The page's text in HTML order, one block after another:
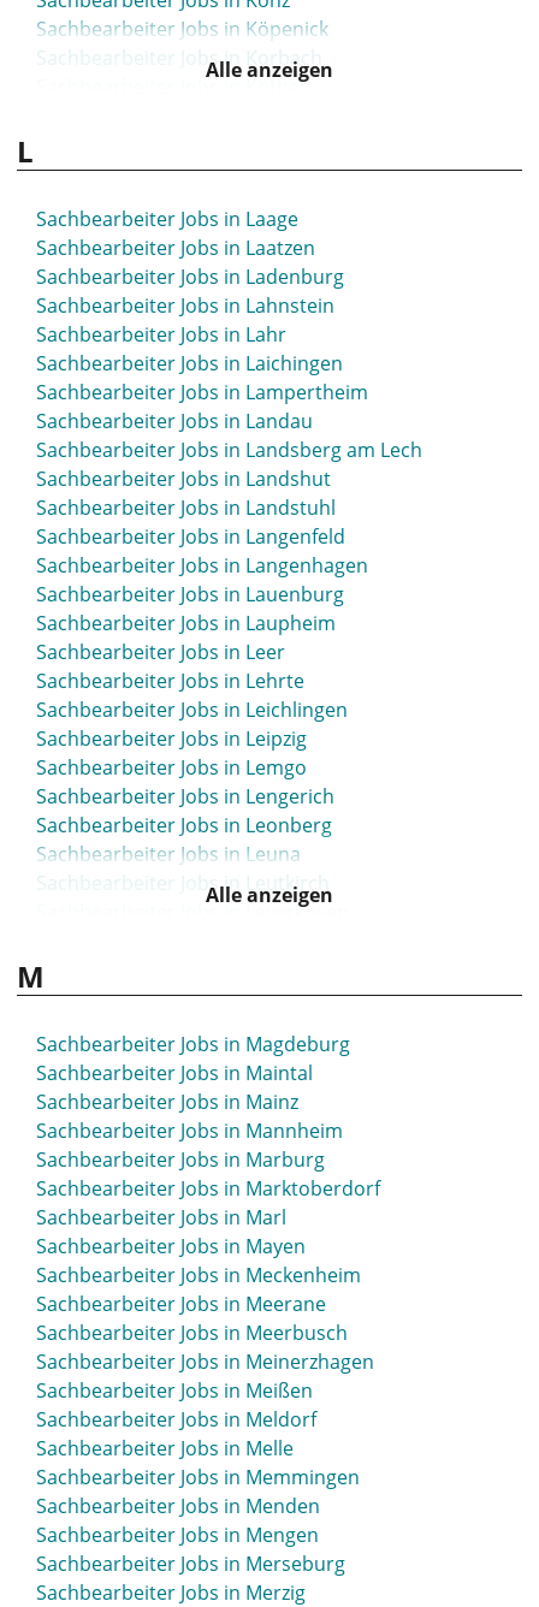
Sachbearbeiter Jobs in Köpenick
Sachbearbeiter Jobs in Korbach
Sachbearbeiter Jobs in Köthen
Sachbearbeiter Jobs in Kühlungsborn
Alle anzeigen
L
Sachbearbeiter Jobs in Laage
Sachbearbeiter Jobs in Laatzen
Sachbearbeiter Jobs in Ladenburg
Sachbearbeiter Jobs in Lahnstein
Sachbearbeiter Jobs in Lahr
Sachbearbeiter Jobs in Laichingen
Sachbearbeiter Jobs in Lampertheim
Sachbearbeiter Jobs in Landau
Sachbearbeiter Jobs in Landsberg am Lech
Sachbearbeiter Jobs in Landshut
Sachbearbeiter Jobs in Landstuhl
Sachbearbeiter Jobs in Langenfeld
Sachbearbeiter Jobs in Langenhagen
Sachbearbeiter Jobs in Lauenburg
Sachbearbeiter Jobs in Laupheim
Sachbearbeiter Jobs in Leer
Sachbearbeiter Jobs in Lehrte
Sachbearbeiter Jobs in Leichlingen
Sachbearbeiter Jobs in Leipzig
Sachbearbeiter Jobs in Lemgo
Sachbearbeiter Jobs in Lengerich
Sachbearbeiter Jobs in Leonberg
Sachbearbeiter Jobs in Leuna
Sachbearbeiter Jobs in Leutkirch
Sachbearbeiter Jobs in Leverkusen
Sachbearbeiter Jobs in Lilienthal
Sachbearbeiter Jobs in Limbach-Oberfrohna
Sachbearbeiter Jobs in Limburg-Weilburg
Sachbearbeiter Jobs in Lindau
Sachbearbeiter Jobs in Lindenberg
Sachbearbeiter Jobs in Lindlar
Sachbearbeiter Jobs in Lippstadt
Sachbearbeiter Jobs in Lohne
Sachbearbeiter Jobs in Löhne
Sachbearbeiter Jobs in Lörrach
Sachbearbeiter Jobs in Lübbecke
Sachbearbeiter Jobs in Lübeck
Sachbearbeiter Jobs in Luckenwalde
Sachbearbeiter Jobs in Lüdenscheid
Sachbearbeiter Jobs in Lüdinghausen
Sachbearbeiter Jobs in Ludwigsburg
Sachbearbeiter Jobs in Ludwigsfelde
Sachbearbeiter Jobs in Ludwigshafen
Sachbearbeiter Jobs in Lüneburg
Sachbearbeiter Jobs in Lünen
Sachbearbeiter Jobs in Luzern
Alle anzeigen
M
Sachbearbeiter Jobs in Magdeburg
Sachbearbeiter Jobs in Maintal
Sachbearbeiter Jobs in Mainz
Sachbearbeiter Jobs in Mannheim
Sachbearbeiter Jobs in Marburg
Sachbearbeiter Jobs in Marktoberdorf
Sachbearbeiter Jobs in Marl
Sachbearbeiter Jobs in Mayen
Sachbearbeiter Jobs in Meckenheim
Sachbearbeiter Jobs in Meerane
Sachbearbeiter Jobs in Meerbusch
Sachbearbeiter Jobs in Meinerzhagen
Sachbearbeiter Jobs in Meißen
Sachbearbeiter Jobs in Meldorf
Sachbearbeiter Jobs in Melle
Sachbearbeiter Jobs in Memmingen
Sachbearbeiter Jobs in Menden
Sachbearbeiter Jobs in Mengen
Sachbearbeiter Jobs in Merseburg
Sachbearbeiter Jobs in Merzig